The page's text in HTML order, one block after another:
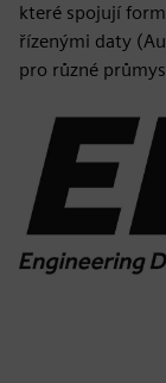
které spojují
řízenými daty
pro různé